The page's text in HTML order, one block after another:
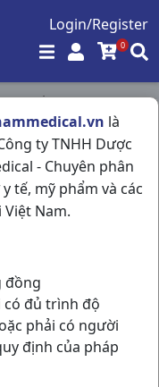
Login/Register
0
là
ty TNHH Dược
- Chuyên phân
tế, mỹ phẩm và các
Nam.
đồng
có đủ trình độ
phải có người
định của pháp
Tiết /